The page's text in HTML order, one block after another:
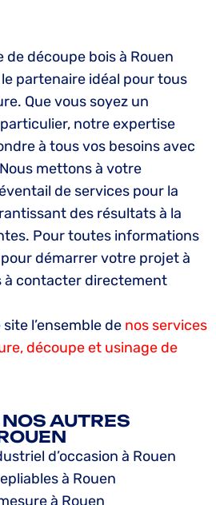
de découpe bois à Rouen
partenaire idéal pour tous
Que vous soyez un
notre expertise
à tous vos besoins avec
mettons à votre
de services pour la
des résultats à la
Pour toutes informations
démarrer votre projet à
à contacter directement
l’ensemble de nos services
découpe et usinage de
AUTRES
d’occasion à Rouen
à Rouen
à Rouen